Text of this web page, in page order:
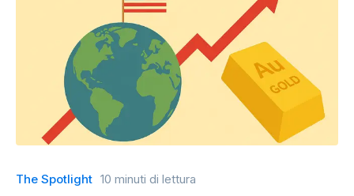
The Spotlight 10 minuti di lettura